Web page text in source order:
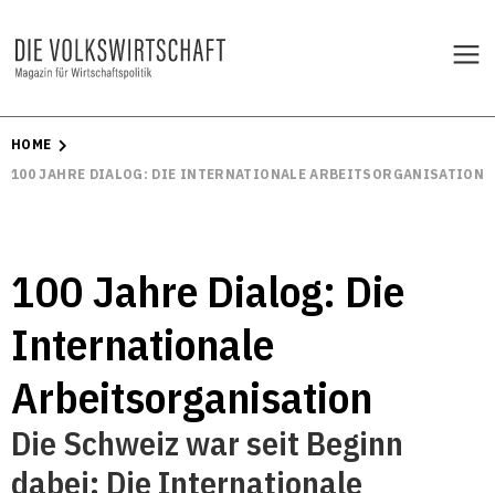
HOME
100 JAHRE DIALOG: DIE INTERNATIONALE ARBEITSORGANISATION
100 Jahre Dialog: Die
Internationale
Arbeitsorganisation
Die Schweiz war seit Beginn
dabei: Die Internationale